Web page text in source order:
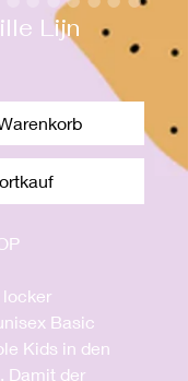
Lijn
Basic
Kids in den
Damit der